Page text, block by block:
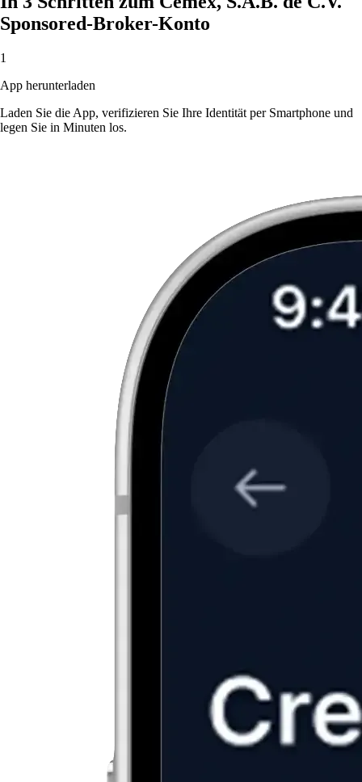
Sponsored-Broker-Konto
1
App herunterladen
Laden Sie die App, verifizieren Sie Ihre Identität per Smartphone und
legen Sie in Minuten los.